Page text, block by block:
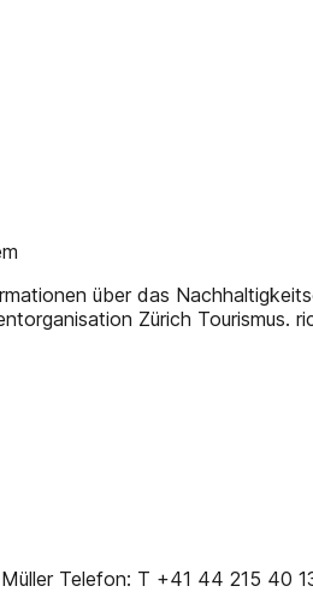
über das
Zürich
Telefon: T +41 44 215 40